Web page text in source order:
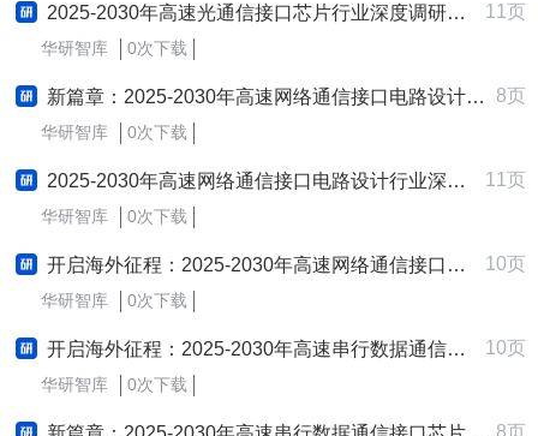
2025-2030年高速光通信接口芯片行业深度调研及发展战略咨询报告 11页
华研智库 0次下载
新篇章：2025-2030年高速网络通信接口电路设计企业制定与实施新质生产力战略研究报告 8页
华研智库 0次下载
2025-2030年高速网络通信接口电路设计行业深度调研及发展战略咨询报告 11页
华研智库 0次下载
开启海外征程：2025-2030年高速网络通信接口电路设计行业跨境出海战略研究报告 10页
华研智库 0次下载
开启海外征程：2025-2030年高速串行数据通信接口芯片行业跨境出海战略研究报告 10页
华研智库 0次下载
8页